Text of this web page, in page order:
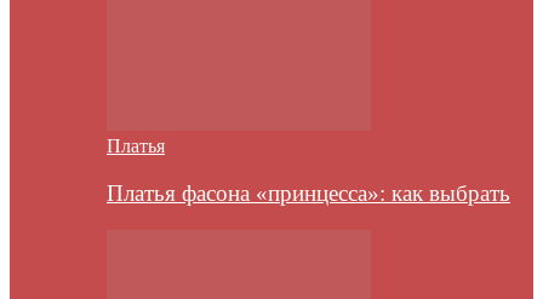
Платья
Платья фасона «принцесса»: как выбрать